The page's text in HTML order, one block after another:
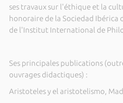
ses travaux sur l'éthique et la
honoraire de la Sociedad Ibérica
de l'Institut International de
Ses principales publications
ouvrages didactiques) :
Aristoteles y el aristotelismo,